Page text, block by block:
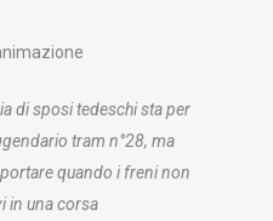
di sposi tedeschi sta per
tram n°28, ma
quando i freni non
in una corsa